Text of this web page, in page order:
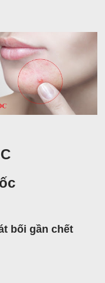
bối gần chết